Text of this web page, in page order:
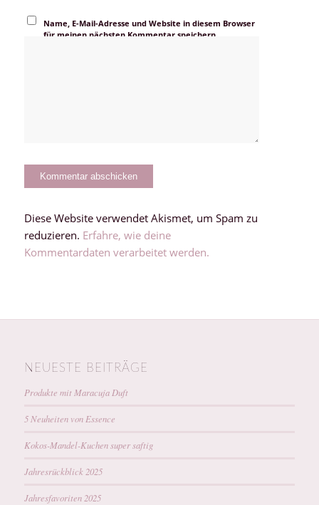
Name, E-Mail-Adresse und Website in diesem Browser
für meinen nächsten Kommentar speichern.
Diese Website verwendet Akismet, um Spam zu
reduzieren. Erfahre, wie deine
Kommentardaten verarbeitet werden.
NEUESTE BEITRÄGE
Produkte mit Maracuja Duft
5 Neuheiten von Essence
Kokos-Mandel-Kuchen super saftig
Jahresrückblick 2025
Jahresfavoriten 2025